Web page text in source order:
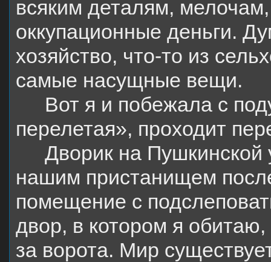
всяким деталям,
оккупационные деньги.
хозяйство, что-то из
самые насущные вещи.
Вот я и побежала с
перелетая», проходит
Дворик на Пушкинской
нашим пристанищем
помещение с
двор, в котором я
за ворота. Мир